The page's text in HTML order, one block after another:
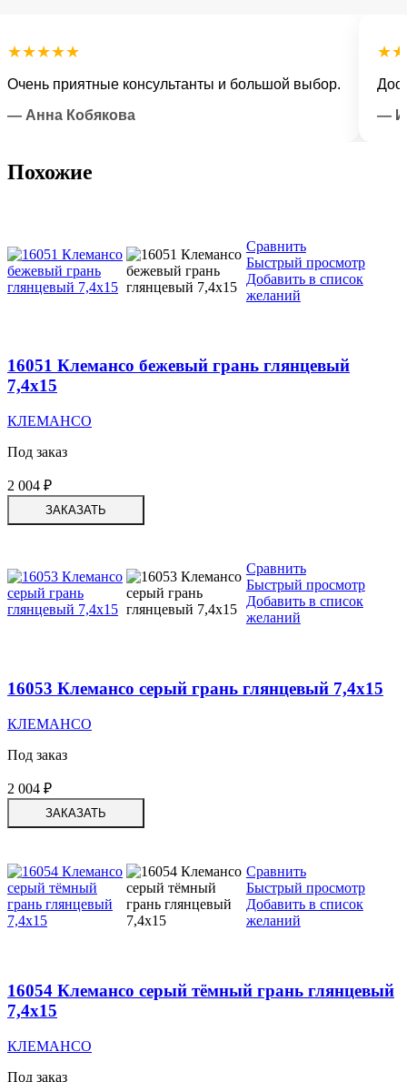
приятные консультанты и большой выбор.
Кобякова
—
Похожие
Сравнить
Быстрый просмотр
Добавить в список
желаний
16051 Клемансо бежевый грань глянцевый
7,4х15
КЛЕМАНСО
Под заказ
2 004 ₽
ЗАКАЗАТЬ
Сравнить
Быстрый просмотр
Добавить в список
желаний
16053 Клемансо серый грань глянцевый 7,4х15
КЛЕМАНСО
Под заказ
2 004 ₽
ЗАКАЗАТЬ
Сравнить
Быстрый просмотр
Добавить в список
желаний
16054 Клемансо серый тёмный грань глянцевый
7,4х15
КЛЕМАНСО
Под заказ